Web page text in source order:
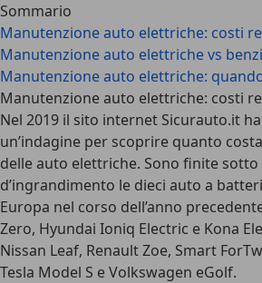
Sommario
Manutenzione auto elettriche: costi
Manutenzione auto elettriche vs
Manutenzione auto elettriche:
Manutenzione auto elettriche: costi
Nel 2019 il sito internet Sicurauto.it
un’indagine per scoprire quanto
delle auto elettriche. Sono finite sotto
d’ingrandimento le dieci auto a
Europa nel corso dell’anno
Zero, Hyundai Ioniq Electric e Kona
Nissan Leaf, Renault Zoe, Smart
Tesla Model S e Volkswagen eGolf.